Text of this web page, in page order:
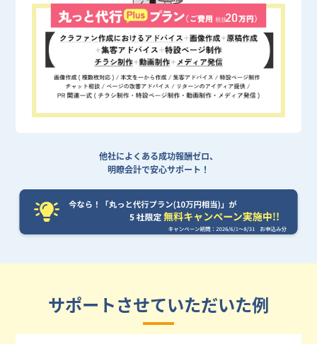
他社によくある成功報酬ゼロ、
明瞭会計で安心サポート！
サポートさせていただいた例